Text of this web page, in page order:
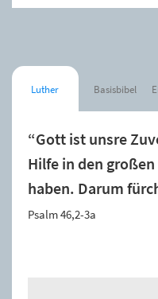
Luther Basisbibel
“Gott ist unsre
Hilfe in den
haben. Darum
Psalm 46,2-3a